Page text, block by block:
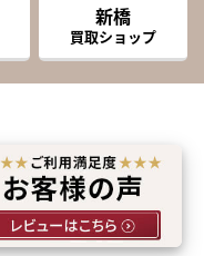
新橋
買取ショップ